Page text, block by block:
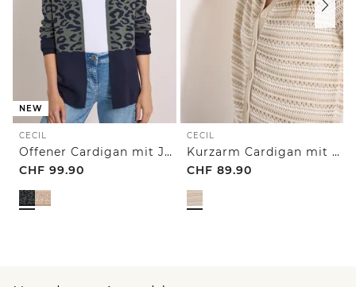
NEW
CECIL
Offener Cardigan mit Jacquard-Muster
CHF 99.90
CECIL
Kurzarm Cardigan mit Polokragen
CHF 89.90